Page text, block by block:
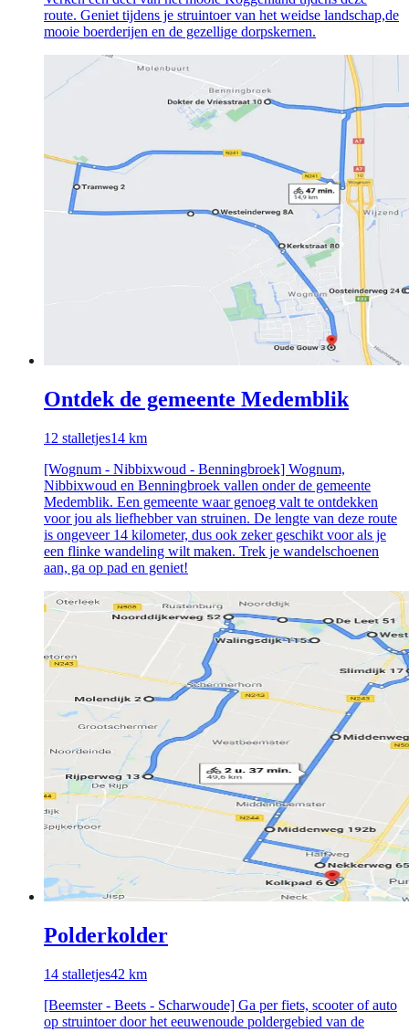
route. Geniet tijdens je struintoer van het weidse landschap,de
mooie boerderijen en de gezellige dorpskernen.
Ontdek de gemeente Medemblik
12 stalletjes14 km
[Wognum - Nibbixwoud - Benningbroek] Wognum,
Nibbixwoud en Benningbroek vallen onder de gemeente
Medemblik. Een gemeente waar genoeg valt te ontdekken
voor jou als liefhebber van struinen. De lengte van deze route
is ongeveer 14 kilometer, dus ook zeker geschikt voor als je
een flinke wandeling wilt maken. Trek je wandelschoenen
aan, ga op pad en geniet!
Polderkolder
14 stalletjes42 km
[Beemster - Beets - Scharwoude] Ga per fiets, scooter of auto
op struintoer door het eeuwenoude poldergebied van de